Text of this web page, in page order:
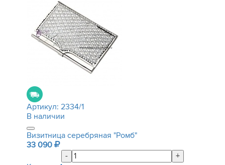
Артикул: 2334/1
В наличии
Визитница серебряная "Ромб"
33 090
-
+